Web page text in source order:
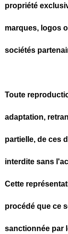
propriété
marques, logos
sociétés
Toute
adaptation,
partielle, de ces
interdite sans
Cette
procédé que ce
sanctionnée par